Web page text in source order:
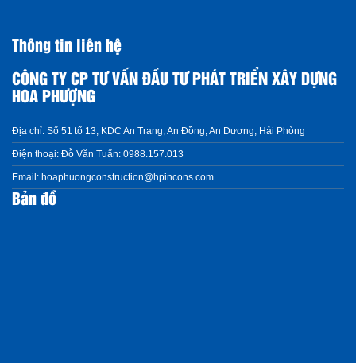
Thông tin liên hệ
CÔNG TY CP TƯ VẤN ĐẦU TƯ PHÁT TRIỂN XÂY DỰNG
HOA PHƯỢNG
Địa chỉ: Số 51 tổ 13, KDC An Trang, An Đồng, An Dương, Hải Phòng
Điện thoại: Đỗ Văn Tuấn: 0988.157.013
Email: hoaphuongconstruction@hpincons.com
Bản đồ